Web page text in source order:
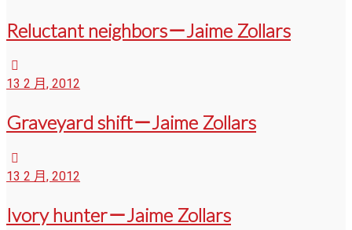
Reluctant neighbors－Jaime Zollars
13 2 月, 2012
Graveyard shift－Jaime Zollars
13 2 月, 2012
Ivory hunter－Jaime Zollars